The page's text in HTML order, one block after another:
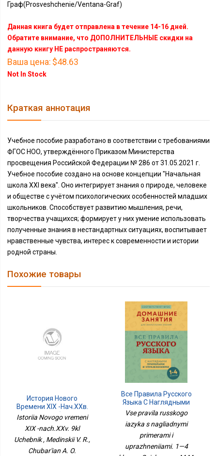
Граф(Prosveshchenie/Ventana-Graf)
Данная книга будет отправлена в течение 14-16 дней.
Обратите внимание, что ДОПОЛНИТЕЛЬНЫЕ скидки на
данную книгу НЕ распространяются.
Ваша цена: $48.63
Not In Stock
Краткая аннотация
Учебное пособие разработано в соответствии с требованиями
ФГОС НОО, утверждённого Приказом Министерства
просвещения Российской Федерации № 286 от 31.05.2021 г.
Учебное пособие создано на основе концепции "Начальная
школа XXI века". Оно интегрирует знания о природе, человеке
и обществе с учётом психологических особенностей младших
школьников. Способствует развитию мышления, речи,
творчества учащихся; формирует у них умение использовать
полученные знания в нестандартных ситуациях, воспитывает
нравственные чувства, интерес к современности и истории
родной страны.
Похожие товары
История Нового
Времени XIX -нач.XXв.
9кл Учебник
Istoriia Novogo vremeni
XIX -nach.XXv. 9kl
Uchebnik , Medinskii V. R.,
Chubar'ian A. O.
Все Правила Русского
Языка С Наглядными
Примерами И
Упражнениями. 1—4
Классы
Vse pravila russkogo
iazyka s nagliadnymi
primerami i
uprazhneniiami. 1—4